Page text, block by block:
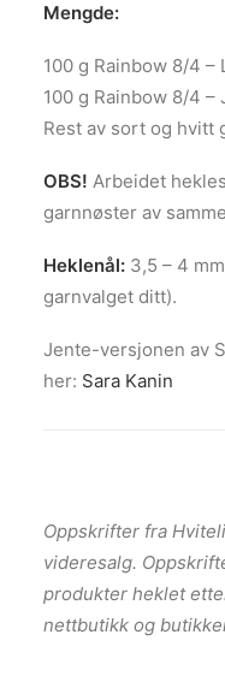
Mengde:
100 g Rainbow 8/4 –
100 g Rainbow 8/4 –
Rest av sort og hvitt
OBS! Arbeidet
garnnøster av
Heklenål: 3,5 – 4
garnvalget ditt).
Jente-versjonen av
her: Sara Kanin
Oppskrifter fra
videresalg.
produkter heklet
nettbutikk og